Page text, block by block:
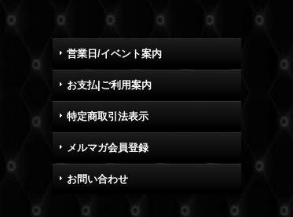
営業日/イベント案内
お支払|ご利用案内
特定商取引法表示
メルマガ会員登録
お問い合わせ